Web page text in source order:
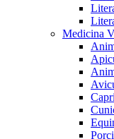
Medicina